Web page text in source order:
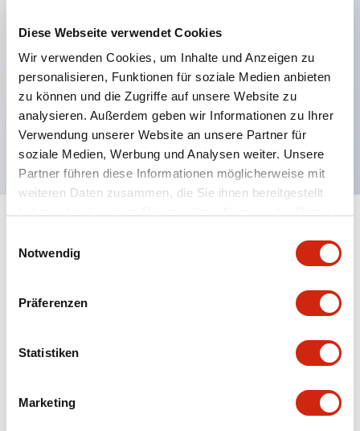
Diese Webseite verwendet Cookies
Wir verwenden Cookies, um Inhalte und Anzeigen zu
personalisieren, Funktionen für soziale Medien anbieten
zu können und die Zugriffe auf unsere Website zu
analysieren. Außerdem geben wir Informationen zu Ihrer
Verwendung unserer Website an unsere Partner für
soziale Medien, Werbung und Analysen weiter. Unsere
Partner führen diese Informationen möglicherweise mit
weiteren Daten zusammen, die Sie ihnen bereitgestellt
Notwendig
Präferenzen
Statistiken
Marketing
Verbesserte Bedienbarkeit durch Rückterminal-
Methode
Flache Anschlussfläche mit einheitlicher
Gehäuselänge von 22 mm in der gesamten Serie
UL- und CSA-zertifiziert
Mechanical Specifications
Mounting and Installation Specifications